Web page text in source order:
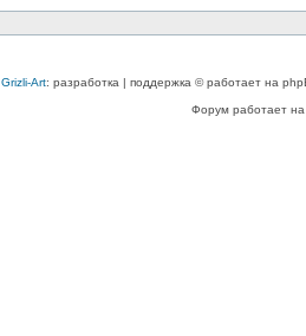
Grizli-Art: разработка | поддержка © работает на
Форум работает